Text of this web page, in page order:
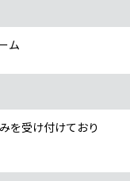
ム
を受け付けており